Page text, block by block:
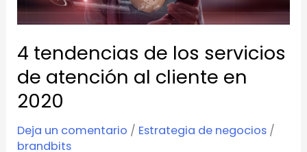
4 tendencias de los servicios
de atención al cliente en
2020
Deja un comentario / Estrategia de negocios /
brandbits
cliente
2020